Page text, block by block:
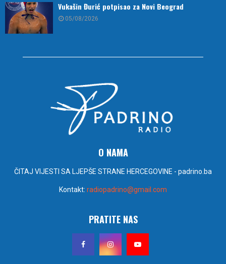
Vukašin Đurić potpisao za Novi Beograd
05/08/2026
O NAMA
ČITAJ VIJESTI SA LJEPŠE STRANE HERCEGOVINE - padrino.ba
Kontakt: radiopadrino@gmail.com
PRATITE NAS